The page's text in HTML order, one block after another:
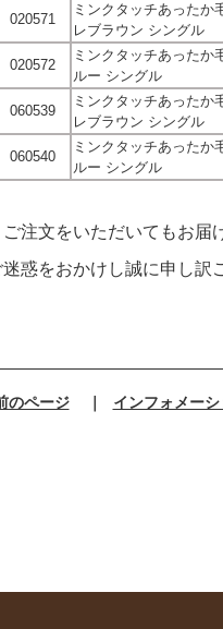
020571
ミンクタッチあったか
レブラウン シングル
020572
ミンクタッチあったか
ルー シングル
060539
ミンクタッチあったか
レブラウン シングル
060540
ミンクタッチあったか
ルー シングル
注文をいただいてもお届
惑をおかけし誠に申し訳
のページ インフォメー